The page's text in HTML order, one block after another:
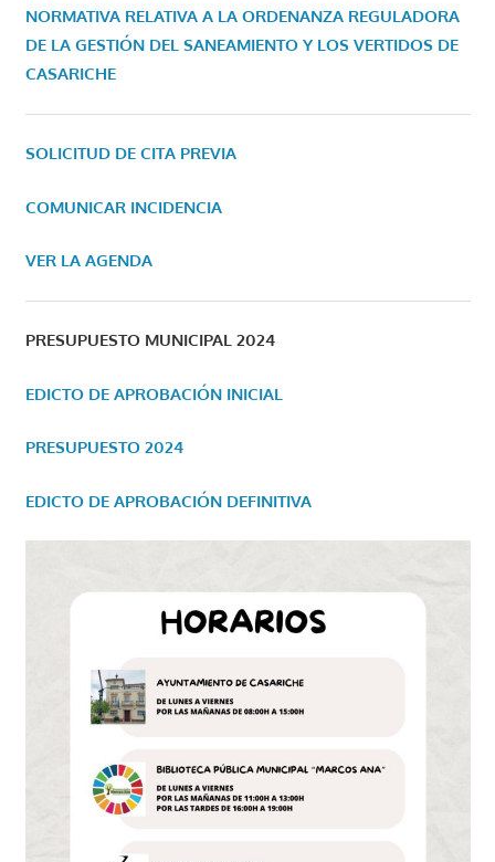
NORMATIVA RELATIVA A LA ORDENANZA REGULADORA
DE LA GESTIÓN DEL SANEAMIENTO Y LOS VERTIDOS DE
CASARICHE
SOLICITUD DE CITA PREVIA
COMUNICAR INCIDENCIA
VER LA AGENDA
PRESUPUESTO MUNICIPAL 2024
EDICTO DE APROBACIÓN INICIAL
PRESUPUESTO 2024
EDICTO DE APROBACIÓN DEFINITIVA